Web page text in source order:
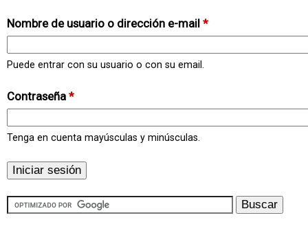
Nombre de usuario o dirección e-mail *
Puede entrar con su usuario o con su email.
Contraseña *
Tenga en cuenta mayúsculas y minúsculas.